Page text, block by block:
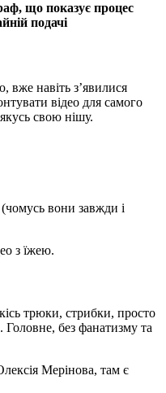
що показує процес
подачі
вже навіть з’явилися
відео для самого
свою нішу.
вони завжди і
з їжею.
трюки, стрибки, просто
Головне, без фанатизму та
Мерінова, там є